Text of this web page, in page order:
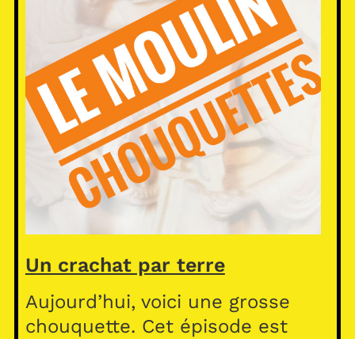
Un crachat par terre
Aujourd’hui, voici une grosse
chouquette. Cet épisode est